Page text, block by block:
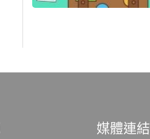
媒體連結